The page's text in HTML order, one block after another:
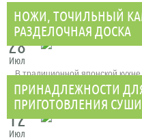
28
Июл
НОЖИ, ТОЧИЛЬНЫЙ
РАЗДЕЛОЧНАЯ ДОСКА
В традиционной японской
уделяется не столько
12
Июл
ПРИНАДЛЕЖНОСТИ
ПРИГОТОВЛЕНИЯ СУШИ